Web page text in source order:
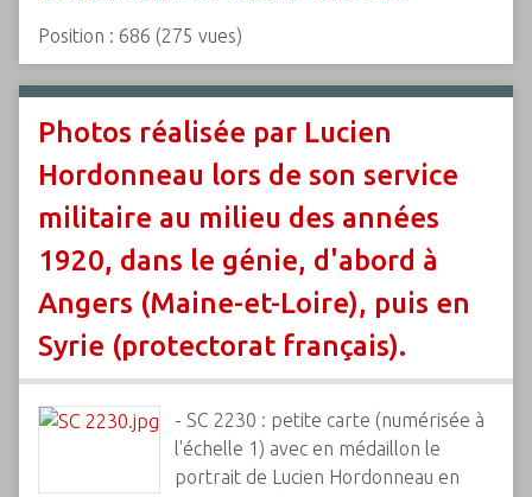
Position : 686 (275 vues)
Photos réalisée par Lucien
Hordonneau lors de son service
militaire au milieu des années
1920, dans le génie, d'abord à
Angers (Maine-et-Loire), puis en
Syrie (protectorat français).
- SC 2230 : petite carte (numérisée à
l'échelle 1) avec en médaillon le
portrait de Lucien Hordonneau en